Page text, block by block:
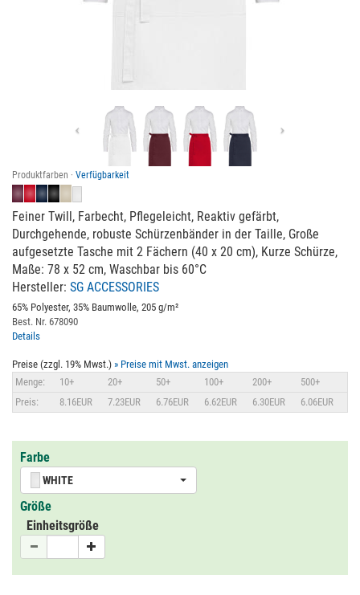
Previous
Produktfarben · Verfügbarkeit
Feiner Twill, Farbecht, Pflegeleicht, Reaktiv gefärbt,
Durchgehende, robuste Schürzenbänder in der Taille, Große
aufgesetzte Tasche mit 2 Fächern (40 x 20 cm), Kurze Schürze,
Maße: 78 x 52 cm, Waschbar bis 60°C
Hersteller: SG ACCESSORIES
65% Polyester, 35% Baumwolle, 205 g/m²
Best. Nr. 678090
Details
Preise (zzgl. 19% Mwst.) » Preise mit Mwst. anzeigen
Menge:
10+ 20+ 50+ 100+ 200+
500+
Preis:
8.16EUR 7.23EUR 6.76EUR 6.62EUR 6.30EUR 6.06EUR
Farbe
WHITE
Größe
Einheitsgröße